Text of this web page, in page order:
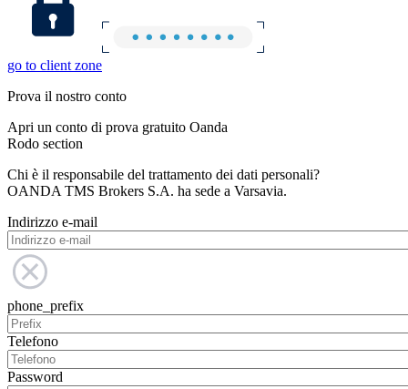
go to client zone
Prova il nostro conto
Apri un conto di prova gratuito Oanda
Rodo section
Chi è il responsabile del trattamento dei dati personali?
OANDA TMS Brokers S.A. ha sede a Varsavia.
Indirizzo e-mail
phone_prefix
Telefono
Password